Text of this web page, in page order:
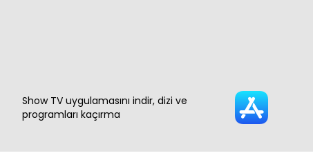
Show TV uygulamasını indir, dizi ve
programları kaçırma